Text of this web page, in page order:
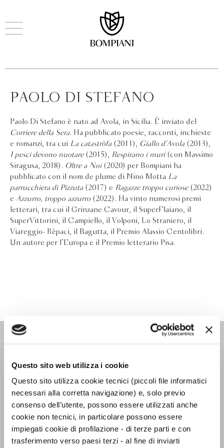
Questo sito web utilizza i cookie
Questo sito utilizza cookie tecnici (piccoli file informatici
necessari alla corretta navigazione) e, solo previo
consenso dell’utente, possono essere utilizzati anche
cookie non tecnici, in particolare possono essere
impiegati cookie di profilazione - di terze parti e con
trasferimento verso paesi terzi - al fine di inviarti
PAOLO DI STEFANO
Paolo Di Stefano è nato ad Avola, in Sicilia. È inviato del
Corriere della Sera. Ha pubblicato poesie, racconti, inchieste
e romanzi, tra cui La catastròfa (2011), Giallo d’Avola (2013),
I pesci devono nuotare(2015), Respirano i muri (con Massimo
Siragusa, 2018). Oltre a Noi(2020) per Bompiani ha
pubblicato con il nom de plume di Nino Motta La
parrucchiera di Pizzuta (2017) e Ragazze troppo curiose(2022)
e Azzurro, troppo azzurro (2022). Ha vinto numerosi premi
letterari, tra cui il Grinzane Cavour, il SuperFlaiano, il
SuperVittorini, il Campiello, il Volponi, Lo Straniero, il
Viareggio- Rèpaci, il Bagutta, il Premio Alassio Centolibri.
Un autore per l’Europa e il Premio letterario Pisa.